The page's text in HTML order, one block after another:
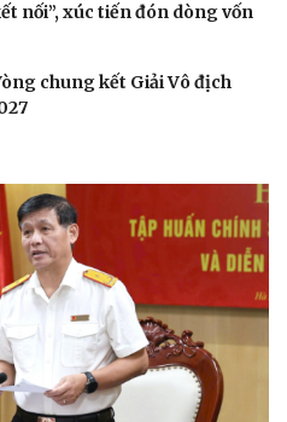
nối”, xúc tiến đón dòng vốn
chung kết Giải Vô địch